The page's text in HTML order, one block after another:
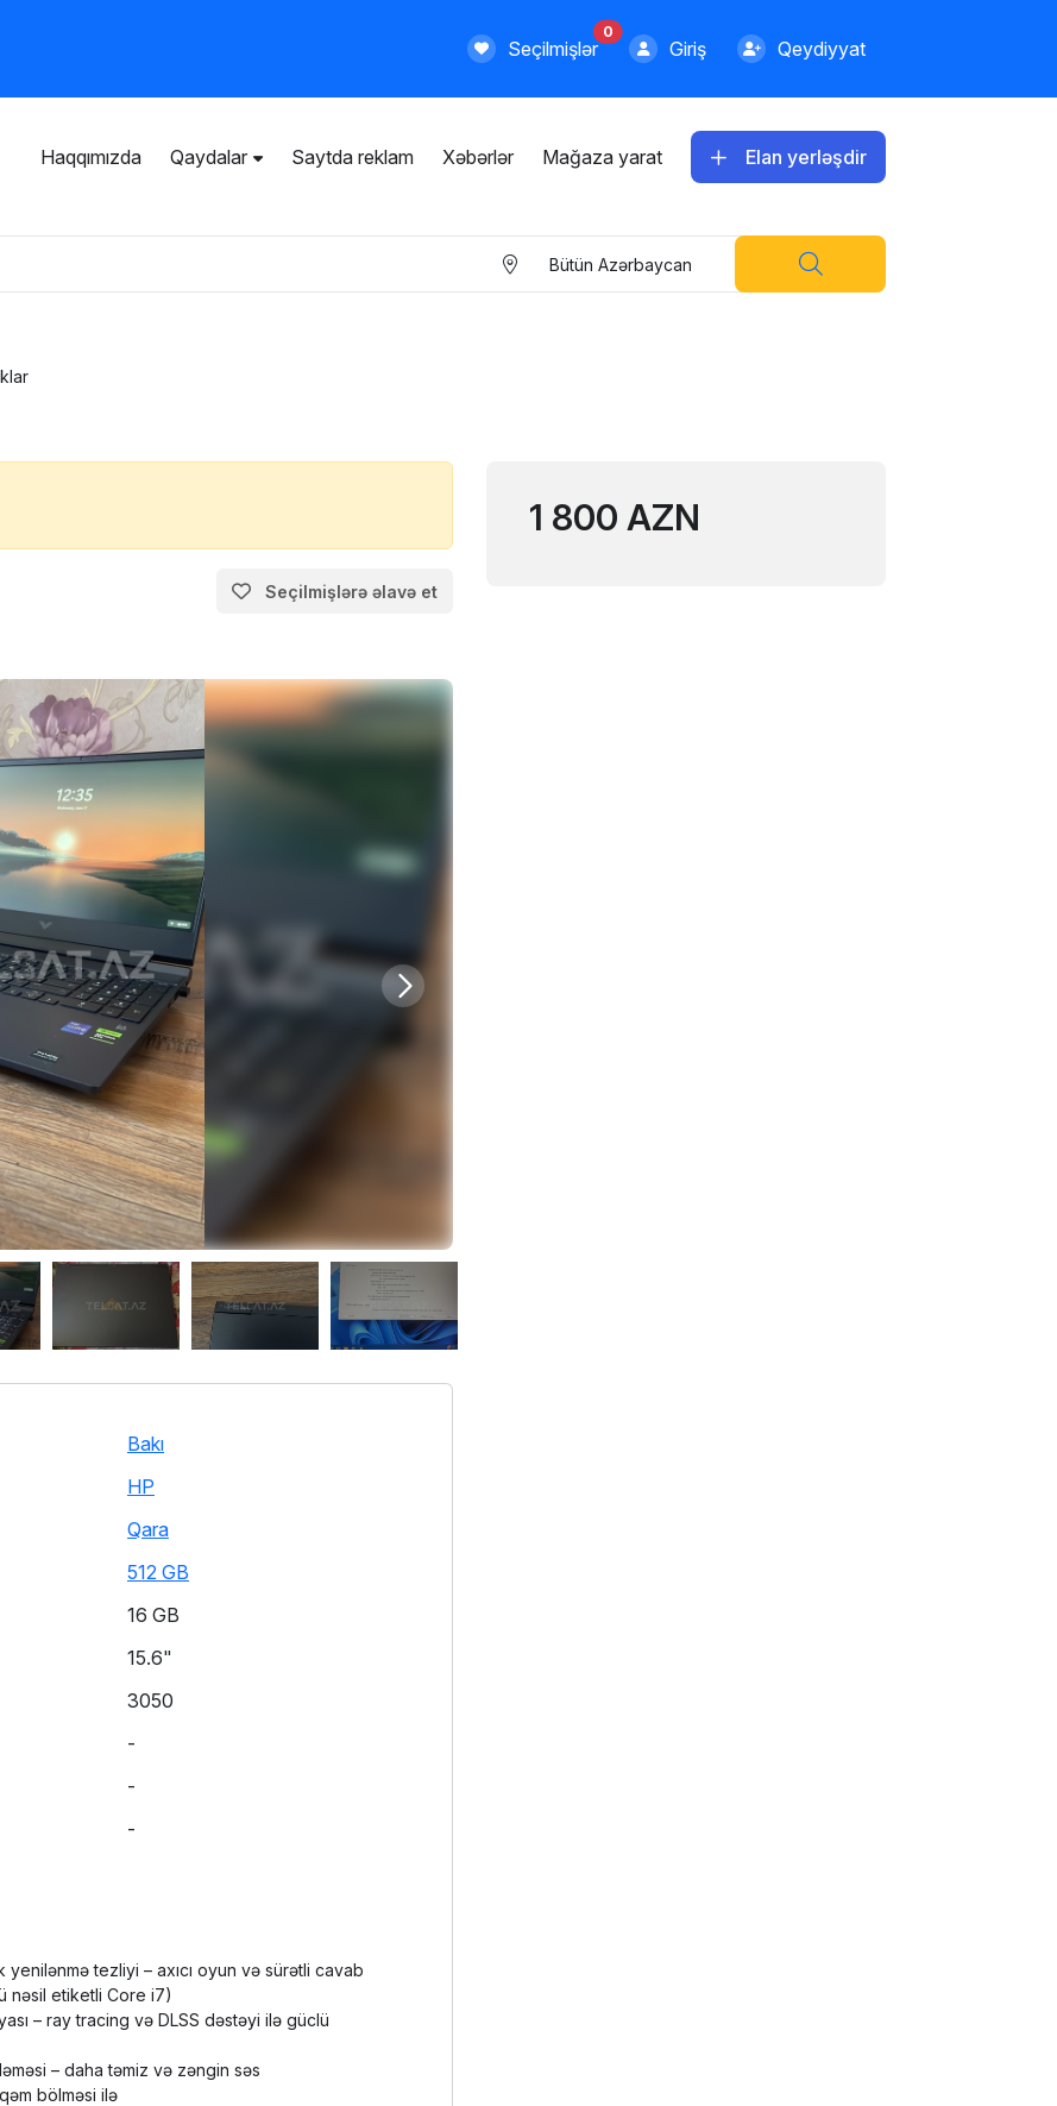
Seçilmişlər
0
Giriş Qeydiyyat
Haqqımızda Qaydalar Saytda reklam Xəbərlər Mağaza yarat Elan yerləşdir
Bütün Azərbaycan
Seçilmişlərə əlavə et
Bakı
HP
Qara
512 GB
16 GB
15.6"
3050
-
-
-
yenilənmə tezliyi – axıcı oyun və sürətli cavab
nəsil etiketli Core i7)
– ray tracing və DLSS dəstəyi ilə güclü
– daha təmiz və zəngin səs
bölməsi ilə
1 800 AZN